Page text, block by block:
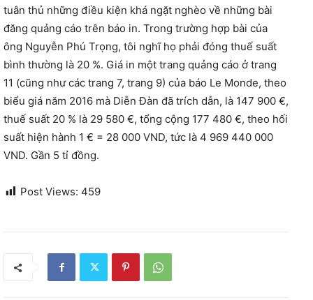
tuân thủ những điều kiện khá ngặt nghèo về những bài
đăng quảng cáo trên báo in. Trong trường hợp bài của
ông Nguyễn Phú Trọng, tôi nghĩ họ phải đóng thuế suất
bình thường là 20 %. Giá in một trang quảng cáo ở trang
11 (cũng như các trang 7, trang 9) của báo Le Monde, theo
biểu giá năm 2016 mà Diễn Đàn đã trích dẫn, là 147 900 €,
thuế suất 20 % là 29 580 €, tổng cộng 177 480 €, theo hối
suất hiện hành 1 € = 28 000 VND, tức là 4 969 440 000
VND. Gần 5 tỉ đồng.
Post Views: 459